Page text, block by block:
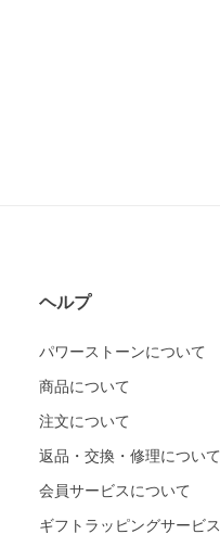
ヘルプ
パワーストーンについて
商品について
注文について
返品・交換・修理について
会員サービスについて
ギフトラッピングサービス